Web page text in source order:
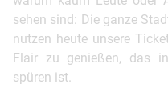
sehen sind: Die ganze
nutzen heute unsere
Flair zu genießen, das
spüren ist.